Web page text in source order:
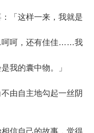
「这样一来，我就是
呵呵，还有佳佳……我
我的囊中物。」
由自主地勾起一丝阴
信自己的故事，觉得